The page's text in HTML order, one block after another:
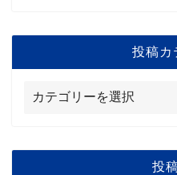
投稿カ
投